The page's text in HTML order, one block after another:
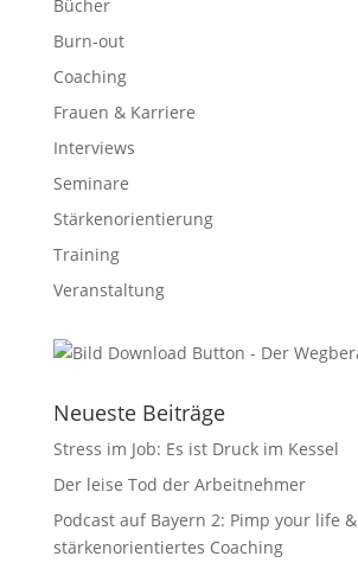
Bücher
Burn-out
Coaching
Frauen & Karriere
Interviews
Seminare
Stärkenorientierung
Training
Veranstaltung
Neueste Beiträge
Stress im Job: Es ist Druck im Kessel
Der leise Tod der Arbeitnehmer
Podcast auf Bayern 2: Pimp your life &
stärkenorientiertes Coaching